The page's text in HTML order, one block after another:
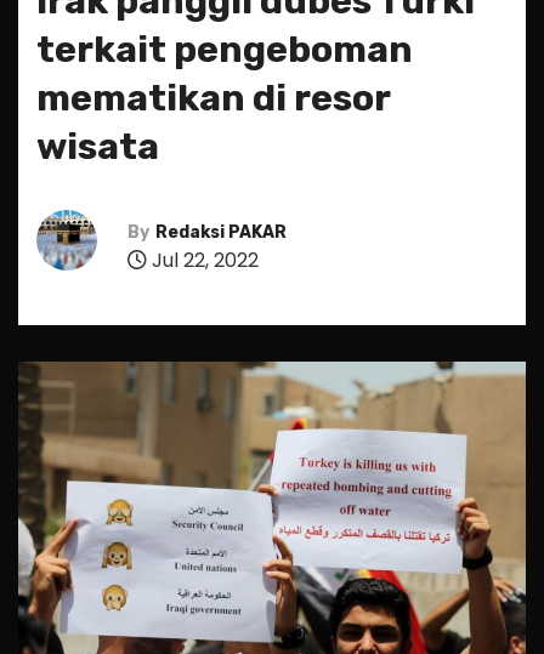
terkait pengeboman
mematikan di resor
wisata
By Redaksi PAKAR
Jul 22, 2022